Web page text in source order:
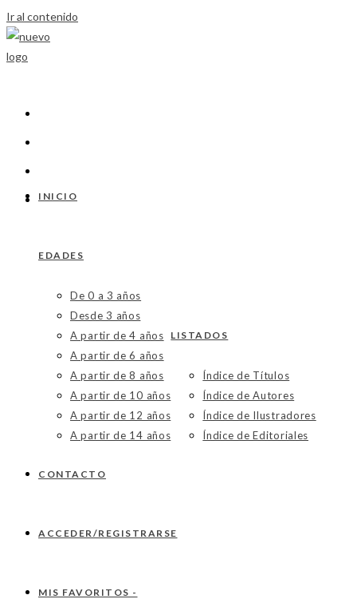
Ir al contenido
INICIO
EDADES
De 0 a 3 años
Desde 3 años
A partir de 4 años
A partir de 6 años
A partir de 8 años
A partir de 10 años
A partir de 12 años
A partir de 14 años
LISTADOS
Índice de Títulos
Índice de Autores
Índice de Ilustradores
Índice de Editoriales
CONTACTO
ACCEDER/REGISTRARSE
MIS FAVORITOS -